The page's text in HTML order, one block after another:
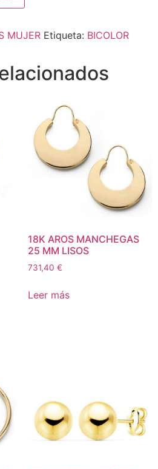
MUJER Etiqueta: BICOLOR
18K AROS MANCHEGAS
25 MM LISOS
731,40 €
Leer más